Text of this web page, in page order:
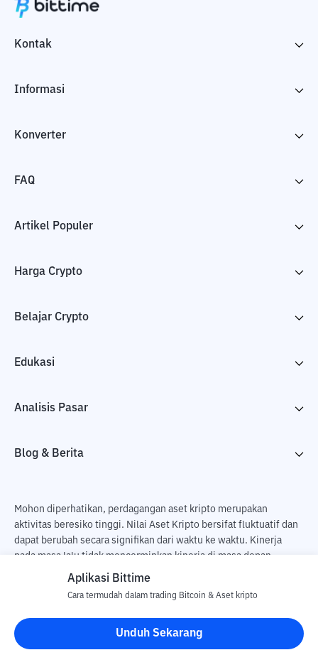
Kontak
Informasi
Konverter
FAQ
Artikel Populer
Harga Crypto
Belajar Crypto
Edukasi
Analisis Pasar
Blog & Berita
Mohon diperhatikan, perdagangan aset kripto merupakan
aktivitas beresiko tinggi. Nilai Aset Kripto bersifat fluktuatif dan
dapat berubah secara signifikan dari waktu ke waktu. Kinerja
pada masa lalu tidak mencerminkan kinerja di masa depan.
Terdapat risiko kehilangan sebagai dampak dari membeli dan
pengguna. PT Utama Aset Digital Indonesia (Bittime) tidak
bertanggung jawab atas perubahan fluktuasi dari nilai tukar Aset
Kripto.
Aplikasi Bittime
Cara termudah dalam trading Bitcoin & Aset kripto
Unduh Sekarang